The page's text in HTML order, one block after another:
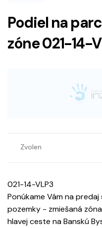
Podiel na
zóne 021-14-
Zvolen
021-14-VLP3
Ponúkame Vám na
pozemky - zmiešaná
hlavej ceste na Banskú